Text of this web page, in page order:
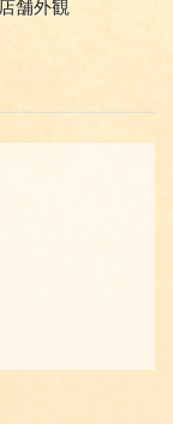
舗外観